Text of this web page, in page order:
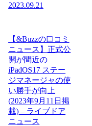
2023.09.21
【&Buzzの口コミ
ニュース】正式公
開が間近の
iPadOS17 ステー
ジマネージャの使
い勝手が向上
(2023年9月11日掲
載) – ライブドア
ニュース